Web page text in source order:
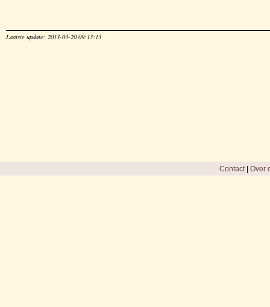
Laatste update: 2013-03-20 09:13:13
Contact| Over